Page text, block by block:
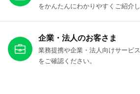
をかんたんにわかりやすくご紹介し
企業・法人のお客さま
業務提携や企業・法人向けサービ
をご確認ください。